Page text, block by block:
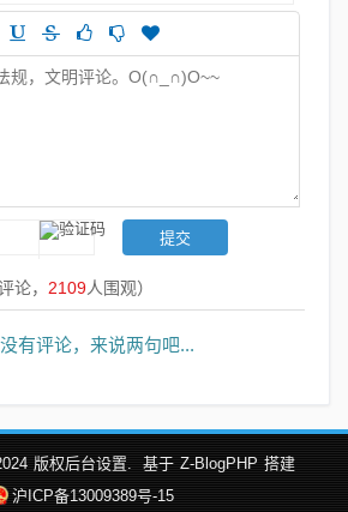
论， 2109人围观）
有评论，来说两句吧...
版权后台设置. 基于 Z-BlogPHP 搭建
沪ICP备13009389号-15